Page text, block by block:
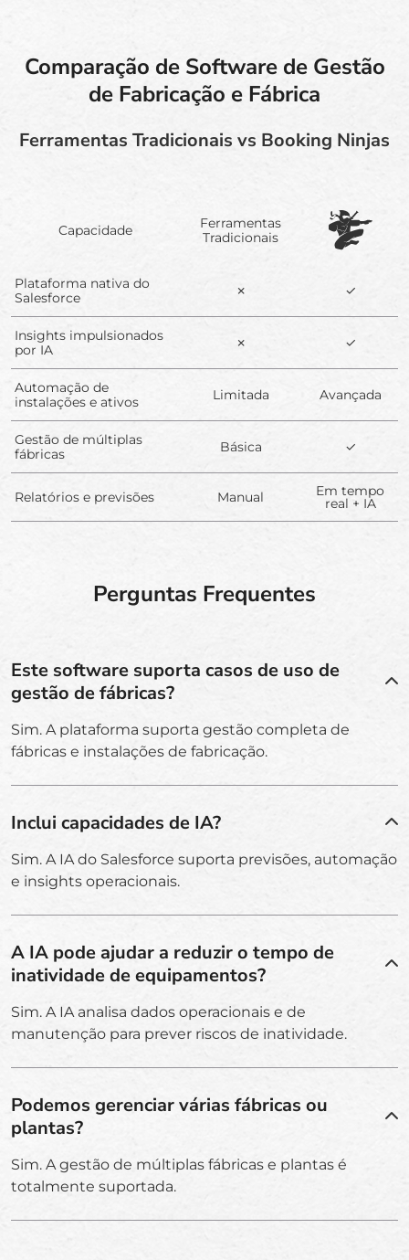
Comparação de Software de Gestão
de Fabricação e Fábrica
Ferramentas Tradicionais vs Booking Ninjas
Capacidade
Ferramentas
Tradicionais
Plataforma nativa do
Salesforce
✗ ✓
Insights impulsionados
por IA
✗ ✓
Automação de
instalações e ativos
Limitada Avançada
Gestão de múltiplas
fábricas
Básica ✓
Relatórios e previsões Manual Em tempo
real + IA
Perguntas Frequentes
Este software suporta casos de uso de
gestão de fábricas?
Sim. A plataforma suporta gestão completa de
fábricas e instalações de fabricação.
Inclui capacidades de IA?
Sim. A IA do Salesforce suporta previsões, automação
e insights operacionais.
A IA pode ajudar a reduzir o tempo de
inatividade de equipamentos?
Sim. A IA analisa dados operacionais e de
manutenção para prever riscos de inatividade.
Podemos gerenciar várias fábricas ou
plantas?
Sim. A gestão de múltiplas fábricas e plantas é
totalmente suportada.